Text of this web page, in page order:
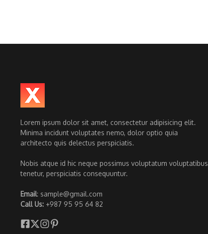
Lorem ipsum dolor sit amet, consectetur adipisicing elit.
Minima incidunt voluptates nemo, dolor optio quia
architecto quis delectus perspiciatis.
Nobis atque id hic neque possimus voluptatum voluptatibus
tenetur, perspiciatis consequuntur.
Email: sample@gmail.com
Call Us: +987 95 95 64 82